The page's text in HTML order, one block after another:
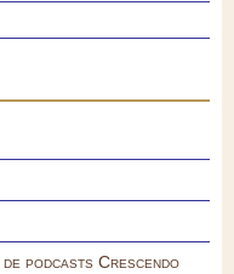
podcasts Crescendo